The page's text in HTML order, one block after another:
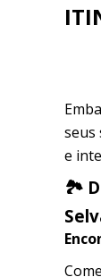
seus
e
🏞️